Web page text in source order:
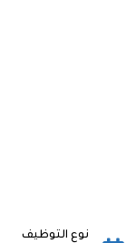
نوع التوظيف